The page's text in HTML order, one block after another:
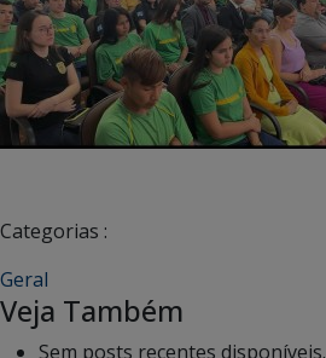
Categorias :
Geral
Veja Também
Sem posts recentes disponíveis.